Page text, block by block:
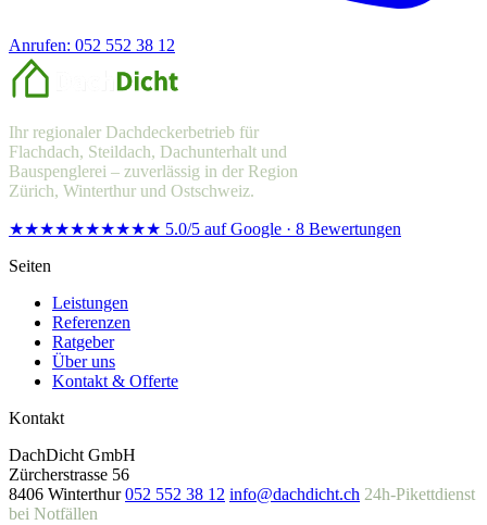
Anrufen: 052 552 38 12
Ihr regionaler Dachdeckerbetrieb für
Flachdach, Steildach, Dachunterhalt und
Bauspenglerei – zuverlässig in der Region
Zürich, Winterthur und Ostschweiz.
★★★★★★★★★★ 5.0/5 auf Google · 8 Bewertungen
Seiten
Leistungen
Referenzen
Ratgeber
Über uns
Kontakt & Offerte
Kontakt
DachDicht GmbH
Zürcherstrasse 56
8406 Winterthur 052 552 38 12 info@dachdicht.ch 24h-Pikettdienst
bei Notfällen